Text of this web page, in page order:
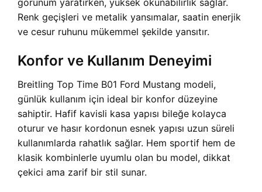
görünüm yaratırken, yüksek okunabilirlik sağlar.
Renk geçişleri ve metalik yansımalar, saatin enerjik
ve cesur ruhunu mükemmel şekilde yansıtır.
Konfor ve Kullanım Deneyimi
Breitling Top Time B01 Ford Mustang modeli,
günlük kullanım için ideal bir konfor düzeyine
sahiptir. Hafif kavisli kasa yapısı bileğe kolayca
oturur ve hasır kordonun esnek yapısı uzun süreli
kullanımlarda rahatlık sağlar. Hem sportif hem de
klasik kombinlerle uyumlu olan bu model, dikkat
çekici ama zarif bir stil sunar.